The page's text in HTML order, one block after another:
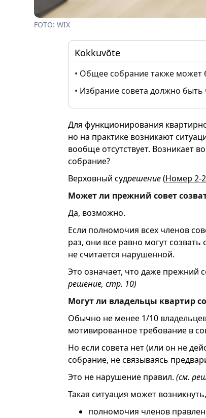
FOTO: WIX
Kokkuvõte
• Общее собрание также может
• Избрание совета должно
Для функционирования
но на практике возникают
вообще отсутствует. Возникает
собрание?
Верховный судрешение(Номер 2-
Может ли прежний совет
Да, возможно.
Если полномочия всех членов
раз, они все равно могут
не считается нарушенной.
Это означает, что даже прежний
решение, стр. 10)
Могут ли владельцы квартир
Обычно не менее 1/10
мотивированное требование в
Но если совета нет (или он не
собрание, не связываясь
Это не нарушение правил. (см.
Такая ситуация может
полномочия членов